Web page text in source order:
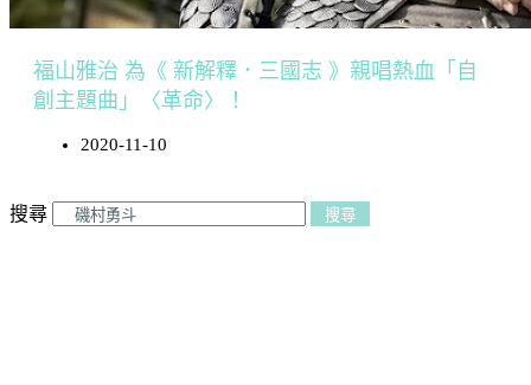
福山雅治 為《 新解釋．三國志 》親唱熱血「自
創主題曲」〈革命〉！
2020-11-10
搜尋 搜尋